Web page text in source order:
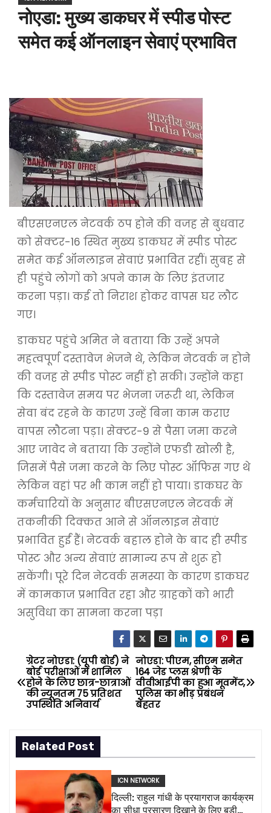
नोएडा: मुख्य डाकघर में स्पीड पोस्ट
समेत कई ऑनलाइन सेवाएं प्रभावित
बीएसएनएल नेटवर्क ठप होने की वजह से बुधवार
को सेक्टर-16 स्थित मुख्य डाकघर में स्पीड पोस्ट
समेत कई ऑनलाइन सेवाएं प्रभावित रहीं। सुबह से
ही पहुंचे लोगों को अपने काम के लिए इंतजार
करना पड़ा। कई तो निराश होकर वापस घर लौट
गए।
डाकघर पहुंचे अमित ने बताया कि उन्हें अपने
महत्वपूर्ण दस्तावेज भेजने थे, लेकिन नेटवर्क न होने
की वजह से स्पीड पोस्ट नहीं हो सकी। उन्होंने कहा
कि दस्तावेज समय पर भेजना जरूरी था, लेकिन
सेवा बंद रहने के कारण उन्हें बिना काम कराए
वापस लौटना पड़ा। सेक्टर-9 से पैसा जमा करने
आए जावेद ने बताया कि उन्होंने एफडी खोली है,
जिसमें पैसे जमा करने के लिए पोस्ट ऑफिस गए थे
लेकिन वहां पर भी काम नहीं हो पाया। डाकघर के
कर्मचारियों के अनुसार बीएसएनएल नेटवर्क में
तकनीकी दिक्कत आने से ऑनलाइन सेवाएं
प्रभावित हुईं हैं। नेटवर्क बहाल होने के बाद ही स्पीड
पोस्ट और अन्य सेवाएं सामान्य रूप से शुरू हो
सकेंगी। पूरे दिन नेटवर्क समस्या के कारण डाकघर
में कामकाज प्रभावित रहा और ग्राहकों को भारी
असुविधा का सामना करना पड़ा
P
o
t
n
a
नोएडा: पीएम, सीएम समेत
164 जेड प्लस श्रेणी के
वीवीआईपी का हुआ मूवमेंट,
पुलिस का भीड़ प्रबंधन
बेहतर
ग्रेटर नोएडा: (यूपी बोर्ड) ने
बोर्ड परीक्षाओं में शामिल
होने के लिए छात्र-छात्राओं
की न्यूनतम 75 प्रतिशत
उपस्थिति अनिवार्य
Related Post
ICN NETWORK
दिल्ली: राहुल गांधी के प्रयागराज कार्यक्रम
का सीधा प्रसारण दिखाने के लिए बड़ी